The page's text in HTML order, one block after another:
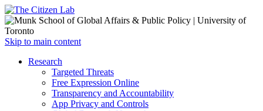
Open
menu
Skip to main content
Close
Research
Targeted Threats
Free Expression Online
Transparency and Accountability
App Privacy and Controls